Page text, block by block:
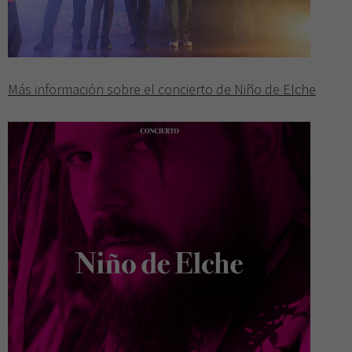
Más información sobre el concierto de Niño de Elche